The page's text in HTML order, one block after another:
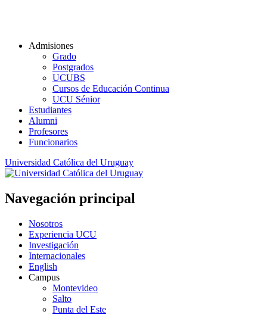
Admisiones
Grado
Postgrados
UCUBS
Cursos de Educación Continua
UCU Sénior
Estudiantes
Alumni
Profesores
Funcionarios
Universidad Católica del Uruguay
Navegación principal
Nosotros
Experiencia UCU
Investigación
Internacionales
English
Campus
Montevideo
Salto
Punta del Este